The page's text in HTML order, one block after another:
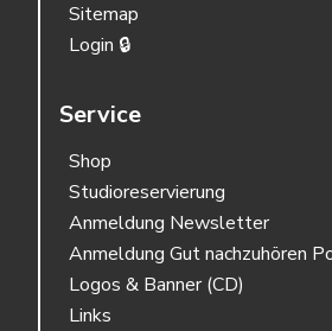
Sitemap
Login 🔒
Service
Shop
Studioreservierung
Anmeldung Newsletter
Anmeldung Gut nachzuhören
Logos & Banner (CD)
Links